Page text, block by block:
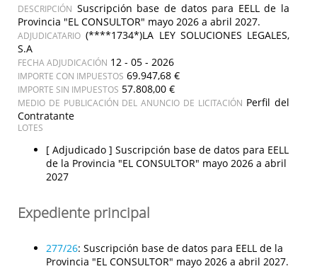
DESCRIPCIÓN Suscripción base de datos para EELL de la
Provincia "EL CONSULTOR" mayo 2026 a abril 2027.
ADJUDICATARIO (****1734*)LA LEY SOLUCIONES LEGALES,
S.A
FECHA ADJUDICACIÓN 12 - 05 - 2026
IMPORTE CON IMPUESTOS 69.947,68 €
IMPORTE SIN IMPUESTOS 57.808,00 €
MEDIO DE PUBLICACIÓN DEL ANUNCIO DE LICITACIÓN Perfil del
Contratante
LOTES
[ Adjudicado ] Suscripción base de datos para EELL
de la Provincia "EL CONSULTOR" mayo 2026 a abril
2027
Expediente principal
277/26: Suscripción base de datos para EELL de la
Provincia "EL CONSULTOR" mayo 2026 a abril 2027.